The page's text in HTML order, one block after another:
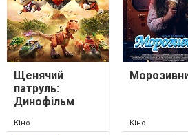
Щенячий
патруль:
Динофільм
Кіно Кіно